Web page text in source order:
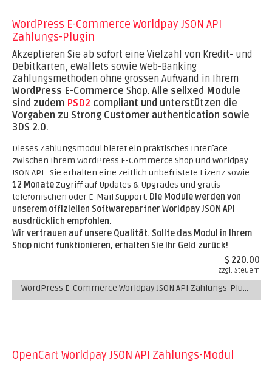
WordPress E-Commerce Worldpay JSON API
Zahlungs-Plugin
Akzeptieren Sie ab sofort eine Vielzahl von Kredit- und
Debitkarten, eWallets sowie Web-Banking
Zahlungsmethoden ohne grossen Aufwand in Ihrem
WordPress E-Commerce Shop. Alle sellxed Module
sind zudem PSD2 compliant und unterstützen die
Vorgaben zu Strong Customer authentication sowie
3DS 2.0.
Dieses Zahlungsmodul bietet ein praktisches Interface
zwischen Ihrem WordPress E-Commerce Shop und Worldpay
JSON API . Sie erhalten eine zeitlich unbefristete Lizenz sowie
12 Monate Zugriff auf Updates & Upgrades und gratis
telefonischen oder E-Mail Support. Die Module werden von
unserem offiziellen Softwarepartner Worldpay JSON API
ausdrücklich empfohlen.
Wir vertrauen auf unsere Qualität. Sollte das Modul in Ihrem
Shop nicht funktionieren, erhalten Sie Ihr Geld zurück!
$ 220.00
zzgl. Steuern
WordPress E-Commerce Worldpay JSON API Zahlungs-Plugin
OpenCart Worldpay JSON API Zahlungs-Modul